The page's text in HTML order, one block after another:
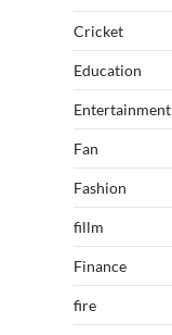
Cricket
Education
Entertainment
Fan
Fashion
fillm
Finance
fire